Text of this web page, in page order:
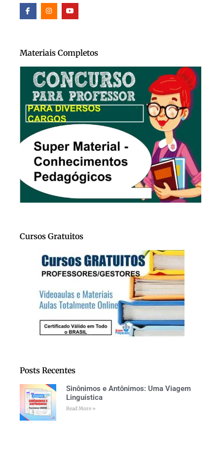
Materiais Completos
Cursos Gratuitos
Posts Recentes
Sinônimos e Antônimos: Uma Viagem
Linguística
Read More »